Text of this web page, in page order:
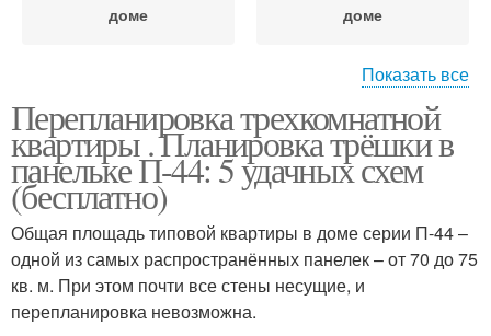
доме
доме
хрущевка
Квартиры в доме
Показать все
Перепланировка трехкомнатной
квартиры . Планировка трёшки в
панельке П-44: 5 удачных схем
(бесплатно)
Общая площадь типовой квартиры в доме серии П-44 –
одной из самых распространённых панелек – от 70 до 75
кв. м. При этом почти все стены несущие, и
перепланировка невозможна.